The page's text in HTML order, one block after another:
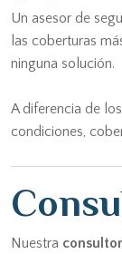
Un asesor de
las coberturas
ninguna solución.
A diferencia de
condiciones,
Nuestra